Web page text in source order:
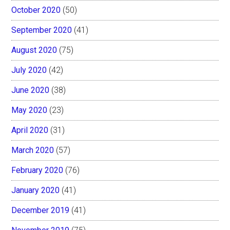
October 2020 (50)
September 2020 (41)
August 2020 (75)
July 2020 (42)
June 2020 (38)
May 2020 (23)
April 2020 (31)
March 2020 (57)
February 2020 (76)
January 2020 (41)
December 2019 (41)